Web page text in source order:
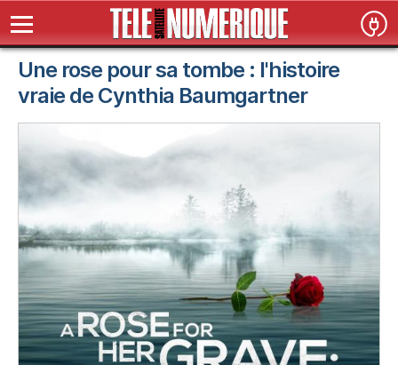
Une rose pour sa tombe : l'histoire
vraie de Cynthia Baumgartner